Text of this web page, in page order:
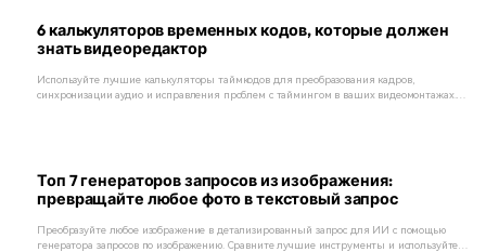
6 калькуляторов временных кодов, которые должен
знать видеоредактор
Используйте лучшие калькуляторы таймкодов для преобразования кадров,
синхронизации аудио и исправления проблем с таймингом в ваших видеомонтажах.
Топ 7 генераторов запросов из изображения:
превращайте любое фото в текстовый запрос
Преобразуйте любое изображение в детализированный запрос для ИИ с помощью
генератора запросов по изображению. Сравните лучшие инструменты и используйте